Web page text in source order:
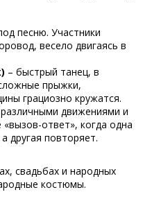
песню. Участники
весело двигаясь в
– быстрый танец, в
прыжки,
грациозно кружатся.
движениями и
ответ», когда одна
другая повторяет.
свадьбах и народных
костюмы.